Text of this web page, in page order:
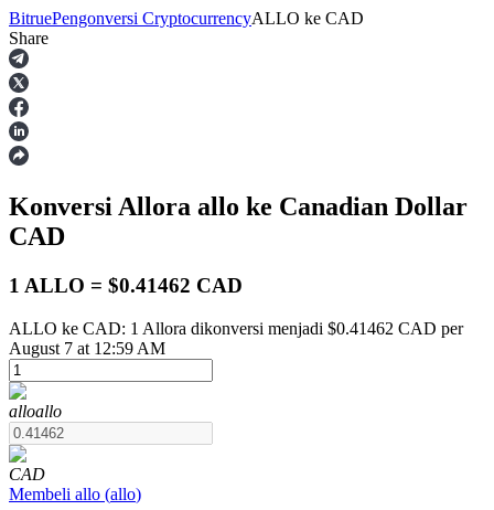
Berjangka
USDT Berjangka
BitruePengonversi CryptocurrencyALLO ke CAD
Share
Konversi Allora allo ke Canadian Dollar
CAD
1 ALLO = $0.41462 CAD
ALLO ke CAD: 1 Allora dikonversi menjadi $0.41462 CAD per
August 7 at 12:59 AM
alloallo
CAD
Membeli allo (allo)